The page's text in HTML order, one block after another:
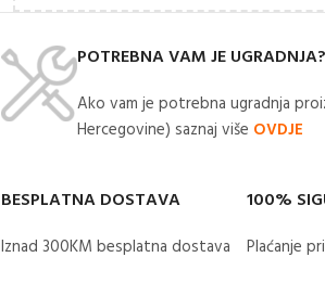
POTREBNA VAM JE UGRADNJA?
Ako vam je potrebna ugradnja
Hercegovine) saznaj više OVDJE
BESPLATNA DOSTAVA
Iznad 300KM besplatna dostava​
100%
Plaćanje